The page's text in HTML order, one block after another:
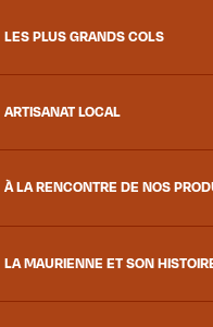
LES PLUS GRANDS COLS
ARTISANAT LOCAL
À LA RENCONTRE DE NOS
LA MAURIENNE ET SON
14:00 - 18:45